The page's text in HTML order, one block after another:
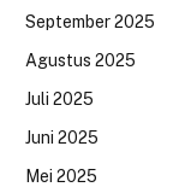
September 2025
Agustus 2025
Juli 2025
Juni 2025
Mei 2025